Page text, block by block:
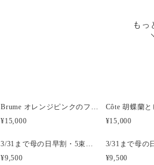
もっ
Brume オレンジピンクのフープブーケ
¥15,000
¥15,000
3/31まで母の日早割・5束限定 ピオニーのアーティフィシャルフラワーブーケ Merci Élégantメルシーエレガン
¥9,500
¥9,500